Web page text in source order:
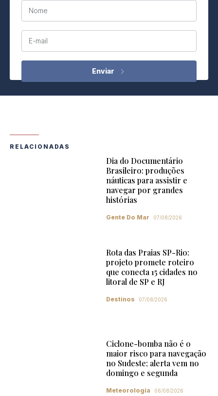
Nome
E-mail
RELACIONADAS
Dia do Documentário
Brasileiro: produções
náuticas para assistir e
navegar por grandes
histórias
Gente Do Mar 07/08/2026
Rota das Praias SP-Rio:
projeto promete roteiro
que conecta 15 cidades no
litoral de SP e RJ
Destinos 07/08/2026
Ciclone-bomba não é o
maior risco para navegação
no Sudeste; alerta vem no
domingo e segunda
Meteorologia 06/08/2026